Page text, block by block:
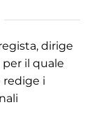
dirige
il quale
redige i